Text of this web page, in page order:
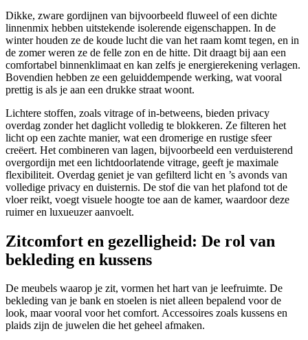
Dikke, zware gordijnen van bijvoorbeeld fluweel of een dichte
linnenmix hebben uitstekende isolerende eigenschappen. In de
winter houden ze de koude lucht die van het raam komt tegen, en in
de zomer weren ze de felle zon en de hitte. Dit draagt bij aan een
comfortabel binnenklimaat en kan zelfs je energierekening verlagen.
Bovendien hebben ze een geluiddempende werking, wat vooral
prettig is als je aan een drukke straat woont.
Lichtere stoffen, zoals vitrage of in-betweens, bieden privacy
overdag zonder het daglicht volledig te blokkeren. Ze filteren het
licht op een zachte manier, wat een dromerige en rustige sfeer
creëert. Het combineren van lagen, bijvoorbeeld een verduisterend
overgordijn met een lichtdoorlatende vitrage, geeft je maximale
flexibiliteit. Overdag geniet je van gefilterd licht en ’s avonds van
volledige privacy en duisternis. De stof die van het plafond tot de
vloer reikt, voegt visuele hoogte toe aan de kamer, waardoor deze
ruimer en luxueuzer aanvoelt.
Zitcomfort en gezelligheid: De rol van
bekleding en kussens
De meubels waarop je zit, vormen het hart van je leefruimte. De
bekleding van je bank en stoelen is niet alleen bepalend voor de
look, maar vooral voor het comfort. Accessoires zoals kussens en
plaids zijn de juwelen die het geheel afmaken.